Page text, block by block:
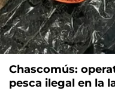
Chascomús:
pesca ilegal en la